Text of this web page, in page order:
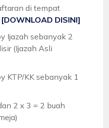
di tempat
[DOWNLOAD DISINI]
Ijazah sebanyak 2
(Ijazah Asli
KTP/KK sebanyak 1
2 x 3 = 2 buah